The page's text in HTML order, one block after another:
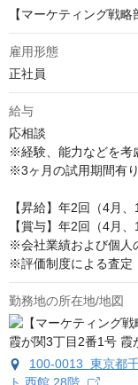
【マーケティング戦
雇用形態
正社員
給与
応相談
※経験、能力などを考
※3ヶ月の試用期間有
【昇給】年2回（4月、
【賞与】年2回（4月、
※会社業績および個人
※評価制度による査定
勤務地の所在地/地図
100-0013 東京都